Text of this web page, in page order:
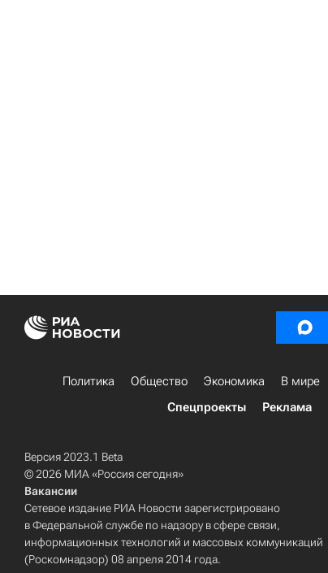
Политика Общество Экономика В мире
Спецпроекты
Реклама
Версия 2023.1 Beta
© 2026 МИА «Россия сегодня»
Вакансии
Сетевое издание РИА Новости зарегистрировано
в Федеральной службе по надзору в сфере связи,
информационных технологий и массовых коммуникаций
(Роскомнадзор) 08 апреля 2014 года.